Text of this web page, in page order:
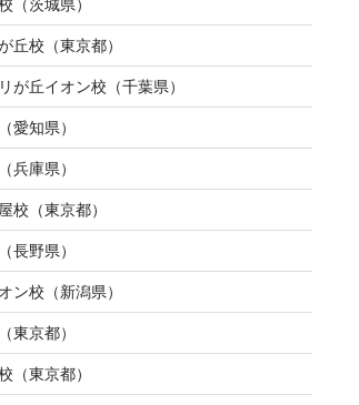
（茨城県）
丘校（東京都）
が丘イオン校（千葉県）
愛知県）
兵庫県）
校（東京都）
長野県）
ン校（新潟県）
東京都）
（東京都）